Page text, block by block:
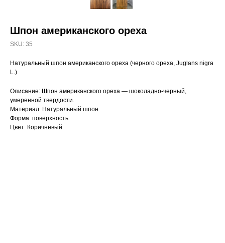
Шпон американского ореха
SKU: 35
Натуральный шпон американского ореха (черного ореха, Juglans nigra
L.)
Описание: Шпон американского ореха — шоколадно-черный,
умеренной твердости.
Материал: Натуральный шпон
Форма: поверхность
Цвет: Коричневый